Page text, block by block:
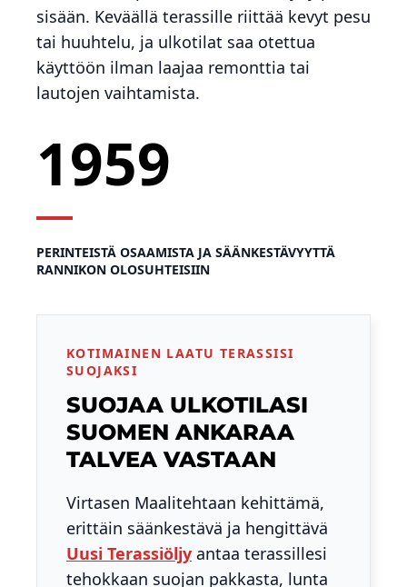
sisään. Keväällä terassille riittää kevyt pesu
tai huuhtelu, ja ulkotilat saa otettua
käyttöön ilman laajaa remonttia tai
lautojen vaihtamista.
1959
PERINTEISTÄ OSAAMISTA JA SÄÄNKESTÄVYYTTÄ
RANNIKON OLOSUHTEISIIN
KOTIMAINEN LAATU TERASSISI
SUOJAKSI
SUOJAA ULKOTILASI
SUOMEN ANKARAA
TALVEA VASTAAN
Virtasen Maalitehtaan kehittämä,
erittäin säänkestävä ja hengittävä
Uusi Terassiöljy antaa terassillesi
tehokkaan suojan pakkasta, lunta